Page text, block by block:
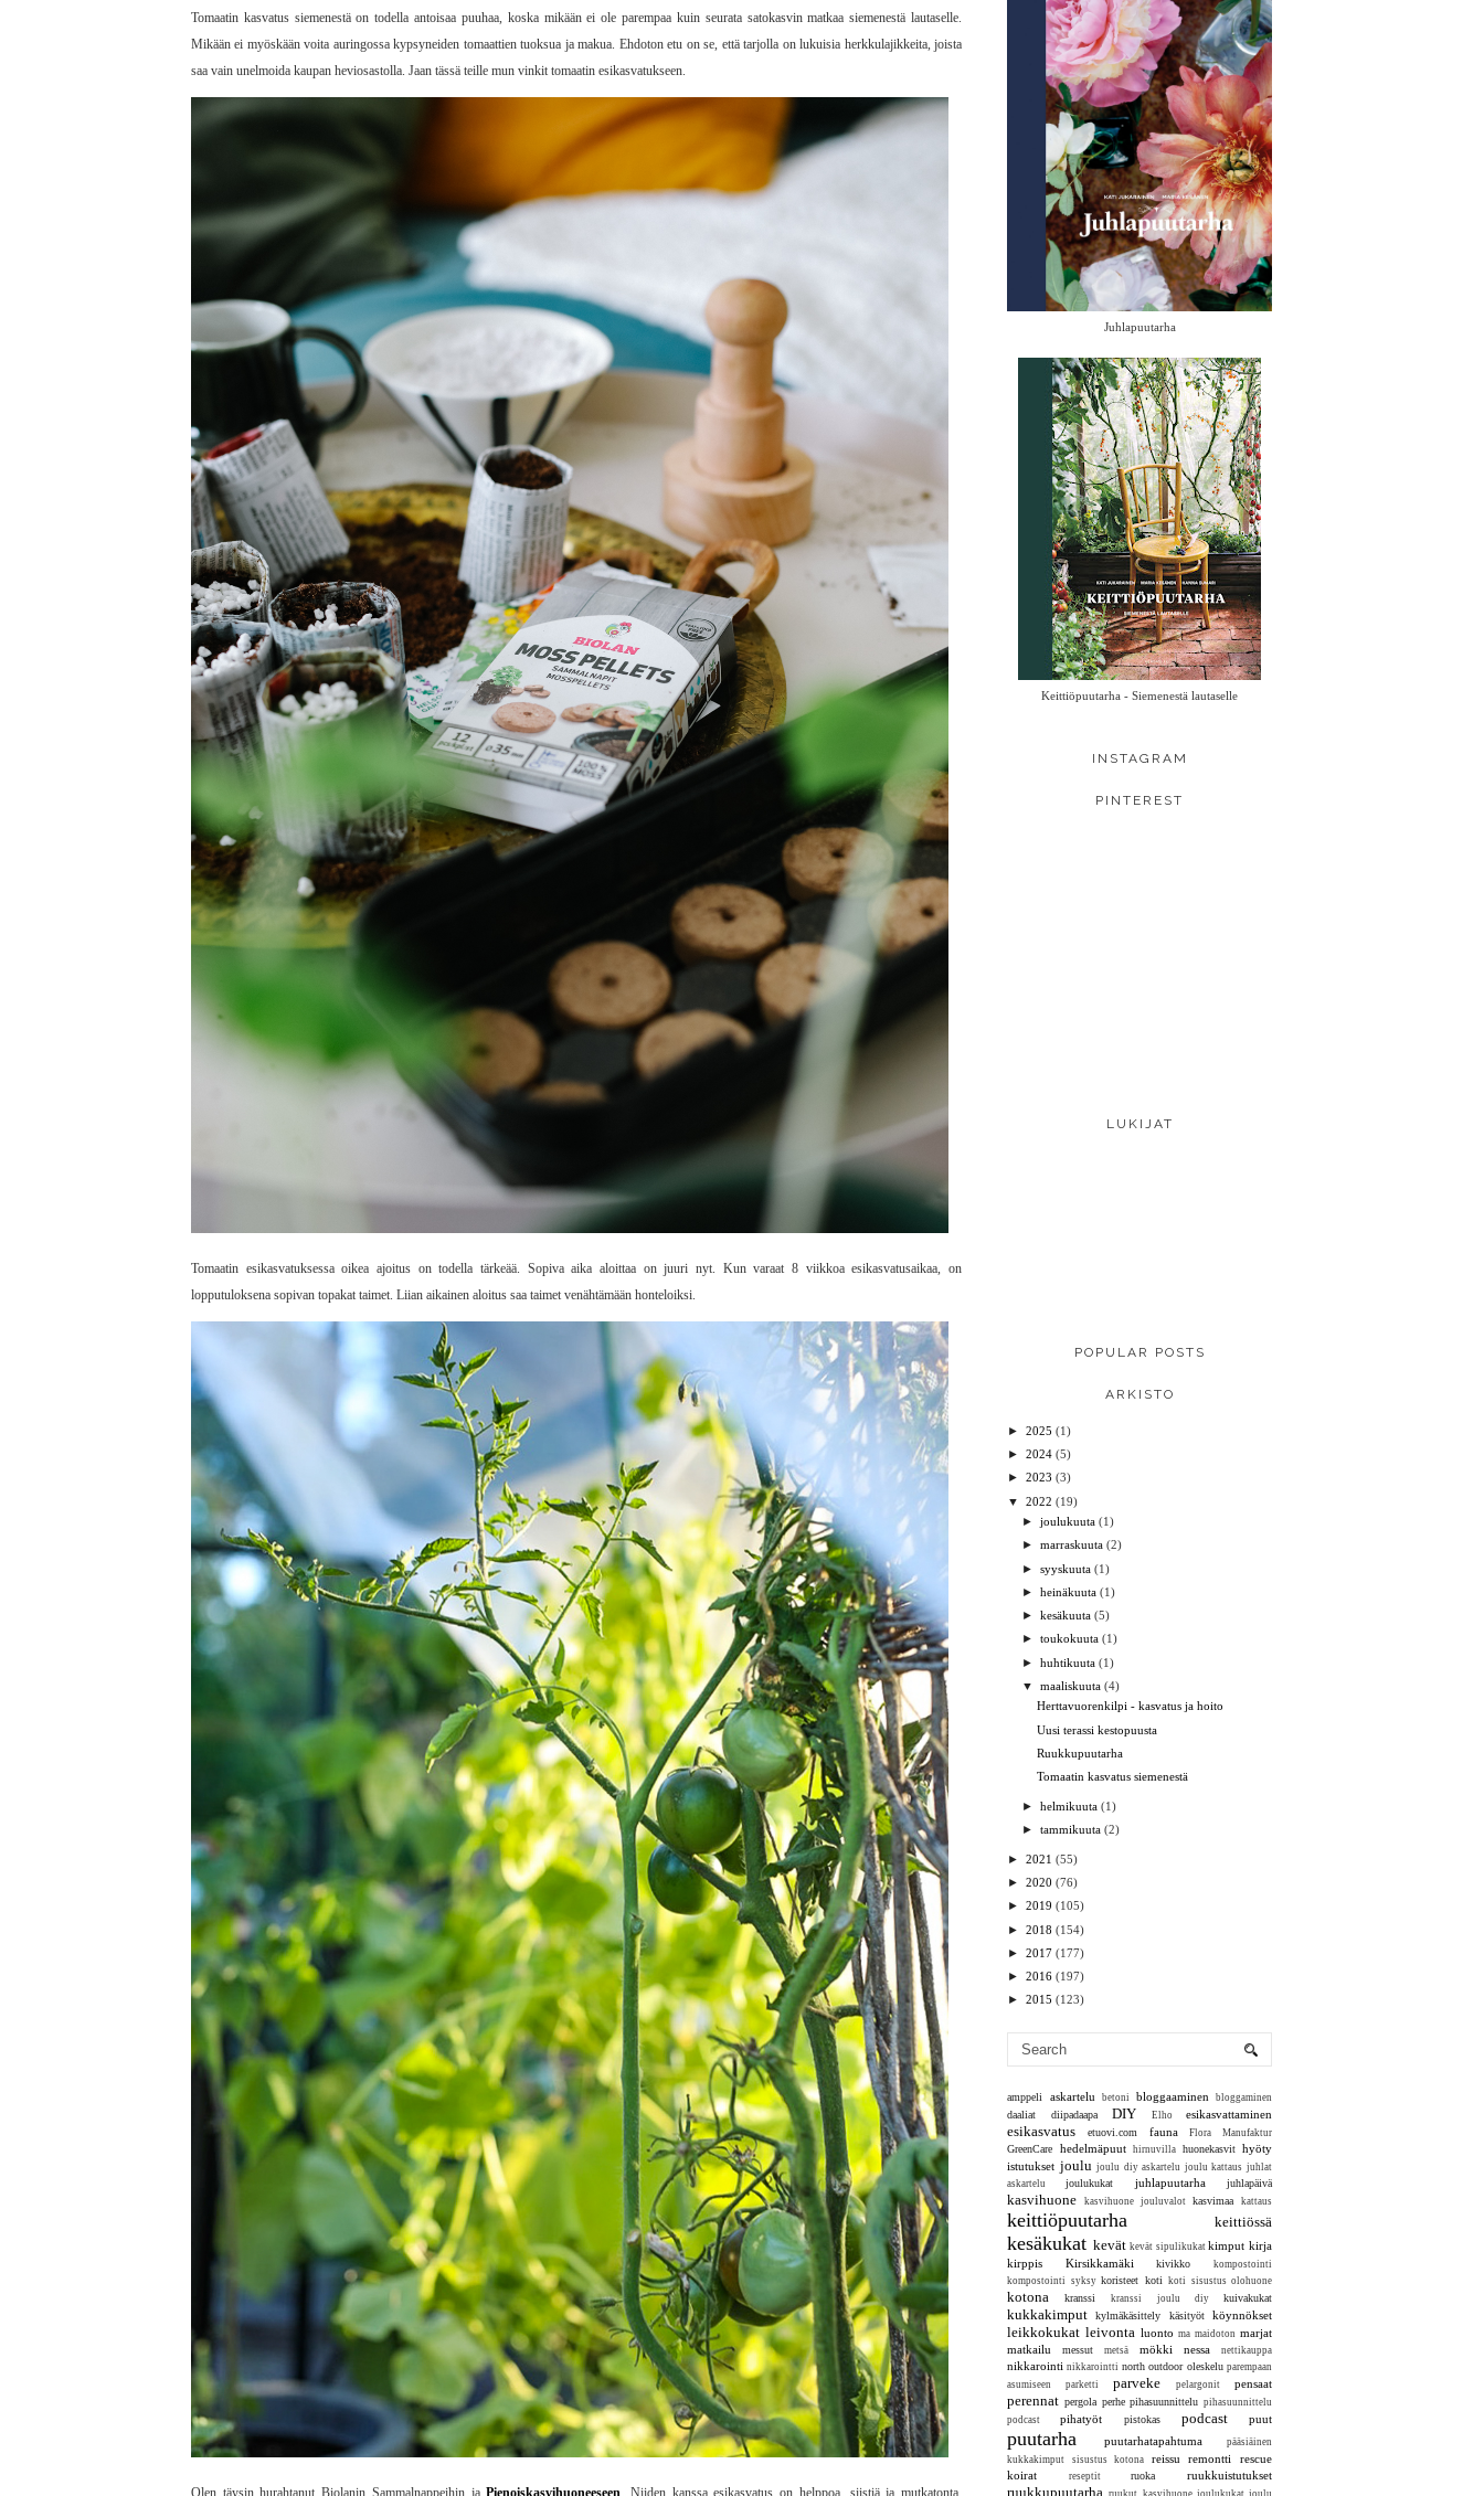
Tomaatin kasvatus siemenestä on todella antoisaa puuhaa, koska mikään ei ole parempaa kuin seurata satokasvin matkaa siemenestä lautaselle.
Mikään ei myöskään voita auringossa kypsyneiden tomaattien tuoksua ja makua. Ehdoton etu on se, että tarjolla on lukuisia herkkulajikkeita, joista
saa vain unelmoida kaupan heviosastolla. Jaan tässä teille mun vinkit tomaatin esikasvatukseen.
Tomaatin esikasvatuksessa oikea ajoitus on todella tärkeää. Sopiva aika aloittaa on juuri nyt. Kun varaat 8 viikkoa esikasvatusaikaa, on
lopputuloksena sopivan topakat taimet. Liian aikainen aloitus saa taimet venähtämään honteloiksi.
Juhlapuutarha
Keittiöpuutarha - Siemenestä lautaselle
INSTAGRAM
PINTEREST
LUKIJAT
POPULAR POSTS
ARKISTO
► 2025 (1)
► 2024 (5)
► 2023 (3)
▼
2022 (19)
►joulukuuta (1)
►marraskuuta (2)
►syyskuuta (1)
►heinäkuuta (1)
►kesäkuuta (5)
►toukokuuta (1)
►huhtikuuta (1)
▼
maaliskuuta (4)
Herttavuorenkilpi - kasvatus ja hoito
Uusi terassi kestopuusta
Ruukkupuutarha
Tomaatin kasvatus siemenestä
►helmikuuta (1)
►tammikuuta (2)
► 2021 (55)
► 2020 (76)
► 2019 (105)
► 2018 (154)
► 2017 (177)
► 2016 (197)
► 2015 (123)
amppeli askartelu betoni bloggaaminen bloggaminen
daaliat diipadaapa DIY Elho esikasvattaminen
esikasvatus etuovi.com fauna Flora Manufaktur
GreenCare hedelmäpuut hirnuvilla huonekasvit hyöty
istutukset joulu joulu diy askartelu joulu kattaus juhlat
askartelu
joulukukat juhlapuutarha juhlapäivä
kasvihuone kasvihuone jouluvalot kasvimaa kattaus
keittiöpuutarha keittiössä
kesäkukat kevät kevät sipulikukat kimput kirja
kirppis
Kirsikkamäki kivikko
kompostointi
kompostointi syksy koristeet koti koti sisustus olohuone
kotona kranssi kranssi joulu diy kuivakukat
kukkakimput kylmäkäsittely käsityöt köynnökset
leikkokukat leivonta luonto ma maidoton marjat
matkailu
messut metsä mökki nessa nettikauppa
nikkarointi nikkarointti north outdoor oleskelu parempaan
asumiseen
parketti parveke pelargonit pensaat
perennat pergola perhe pihasuunnittelu pihasuunnittelu
podcast
pihatyöt pistokas podcast puut
puutarha puutarhatapahtuma
pääsiäinen
kukkakimput sisustus kotona
reissu remontti
rescue
koirat
reseptit ruoka ruukkuistutukset
ruukkupuutarha